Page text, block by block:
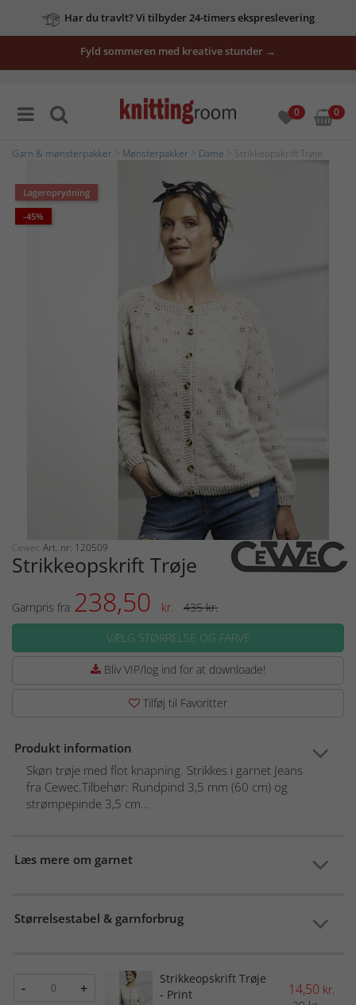
Har du travlt? Vi tilbyder 24-timers ekspreslevering
Fyld sommeren med kreative stunder →
0 0
Garn & mønsterpakker Mønsterpakker Dame > Strikkeopskrift Trøje
Lageroprydning
-45%
Cewec Art. nr: 120509
Strikkeopskrift Trøje
Garnpris fra 238,50 kr.
435 kr.
VÆLG STØRRELSE OG FARVE
Bliv VIP/log ind for at downloade!
Tilføj til Favoritter
Produkt information
Skøn trøje med flot knapning. Strikkes i garnet Jeans
fra Cewec.Tilbehør: Rundpind 3,5 mm (60 cm) og
strømpepinde 3,5 cm...
Læs mere om garnet
Størrelsestabel & garnforbrug
- +
Strikkeopskrift Trøje
- Print
14,50 kr.